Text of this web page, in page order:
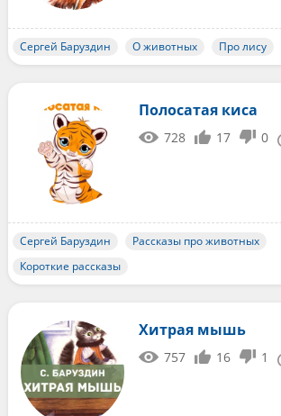
Сергей Баруздин О животных Про лису
Полосатая киса
728 17 0
Сергей Баруздин
Рассказы про животных
Короткие рассказы
Хитрая мышь
757 16 1